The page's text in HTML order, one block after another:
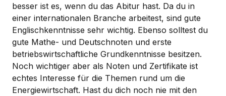
besser ist es, wenn du das Abitur hast. Da du in
einer internationalen Branche arbeitest, sind gute
Englischkenntnisse sehr wichtig. Ebenso solltest du
gute Mathe- und Deutschnoten und erste
betriebswirtschaftliche Grundkenntnisse besitzen.
Noch wichtiger aber als Noten und Zertifikate ist
echtes Interesse für die Themen rund um die
Energiewirtschaft. Hast du dich noch nie mit den